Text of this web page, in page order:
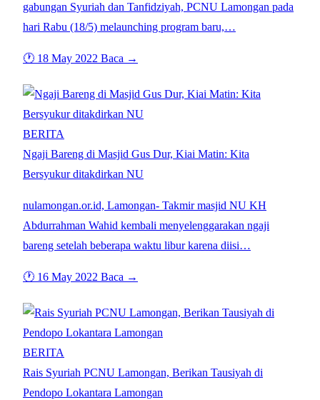
gabungan Syuriah dan Tanfidziyah, PCNU Lamongan pada
hari Rabu (18/5) melaunching program baru,…
🕐 18 May 2022 Baca →
BERITA
Ngaji Bareng di Masjid Gus Dur, Kiai Matin: Kita
Bersyukur ditakdirkan NU
nulamongan.or.id, Lamongan- Takmir masjid NU KH
Abdurrahman Wahid kembali menyelenggarakan ngaji
bareng setelah beberapa waktu libur karena diisi…
🕐 16 May 2022 Baca →
BERITA
Rais Syuriah PCNU Lamongan, Berikan Tausiyah di
Pendopo Lokantara Lamongan